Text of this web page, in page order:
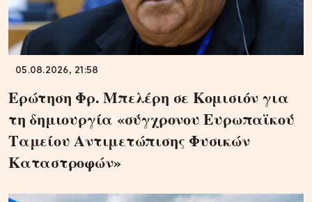
05.08.2026, 21:58
Ερώτηση Φρ. Μπελέρη σε Κομισιόν για
τη δημιουργία «σύγχρονου Ευρωπαϊκού
Ταμείου Αντιμετώπισης Φυσικών
Καταστροφών»